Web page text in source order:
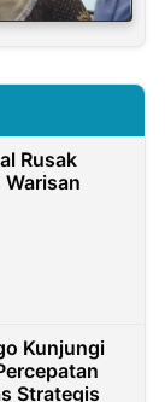
Rusak
Kunjungi
Strategis